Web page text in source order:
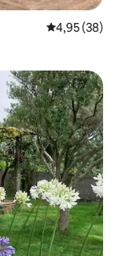
Μέση
4,95 (38)